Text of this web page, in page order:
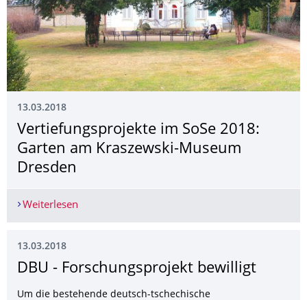
13.03.2018
Vertiefungsprojek­te im SoSe 2018:
Garten am Kraszewski-Museum
Dresden
Weiterlesen
13.03.2018
DBU - Forschungsprojekt bewilligt
Um die bestehende deutsch-tschechische